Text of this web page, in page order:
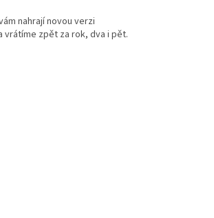
nahrají novou verzi
vrátíme zpět za rok, dva i pět.